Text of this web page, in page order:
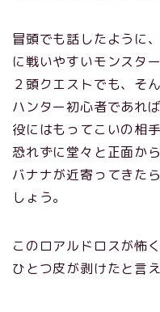
冒頭でも話したように
に戦いやすいモンスター
２頭クエストでも、そ
ハンター初心者であれ
役にはもってこいの相手
恐れずに堂々と正面か
バナナが近寄ってきた
しょう。
このロアルドロスが怖
ひとつ皮が剥けたと言え